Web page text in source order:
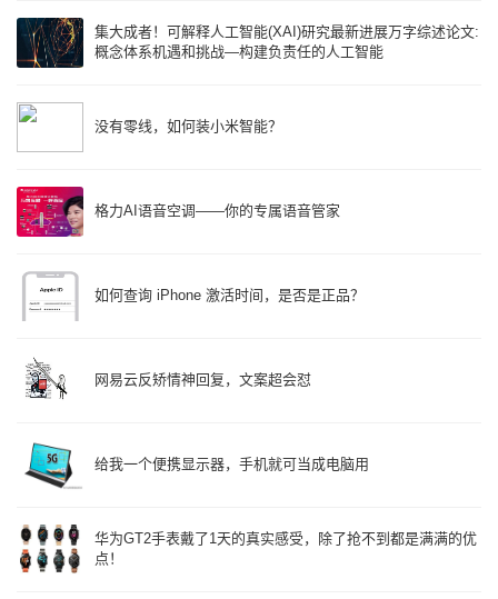
集大成者！可解释人工智能(XAI)研究最新进展万字综述论文:
概念体系机遇和挑战—构建负责任的人工智能
没有零线，如何装小米智能？
格力AI语音空调——你的专属语音管家
如何查询 iPhone 激活时间，是否是正品？
网易云反矫情神回复，文案超会怼
给我一个便携显示器，手机就可当成电脑用
华为GT2手表戴了1天的真实感受，除了抢不到都是满满的优
点！